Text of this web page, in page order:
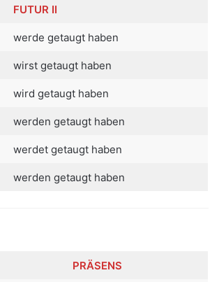
FUTUR II
werde getaugt haben
wirst getaugt haben
wird getaugt haben
werden getaugt haben
werdet getaugt haben
werden getaugt haben
PRÄSENS